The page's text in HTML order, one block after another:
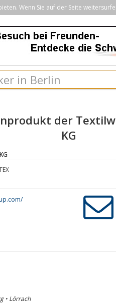
Wenn Sie auf der Seite
der
KG
• Lörrach